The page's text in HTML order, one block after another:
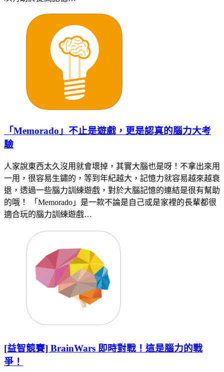
「Memorado」不止是遊戲，更是認真的腦力大考
驗
人家說東西太久沒用就會壞掉，其實大腦也是呀！不拿出來用
一用，很容易生鏽的，等到年紀越大，記憶力就容易越來越衰
退，透過一些腦力訓練遊戲，對於大腦記憶的連結是很有幫助
的哦！ 「Memorado」是一款不論是自己或是家裡的長輩都很
適合玩的腦力訓練遊戲…
[益智競賽] BrainWars 即時對戰！這是腦力的戰
爭！